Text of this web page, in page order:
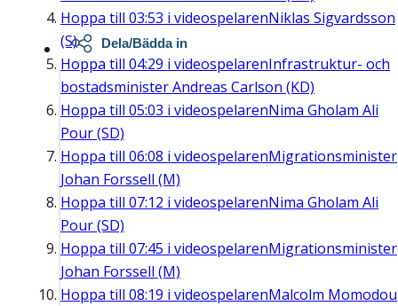
Hoppa till 03:53 i videospelarenNiklas Sigvardsson
(S)
Hoppa till 04:29 i videospelarenInfrastruktur- och
bostadsminister Andreas Carlson (KD)
Hoppa till 05:03 i videospelarenNima Gholam Ali
Pour (SD)
Hoppa till 06:08 i videospelarenMigrationsminister
Johan Forssell (M)
Hoppa till 07:12 i videospelarenNima Gholam Ali
Pour (SD)
Hoppa till 07:45 i videospelarenMigrationsminister
Johan Forssell (M)
Hoppa till 08:19 i videospelarenMalcolm Momodou
Dela/Bädda in